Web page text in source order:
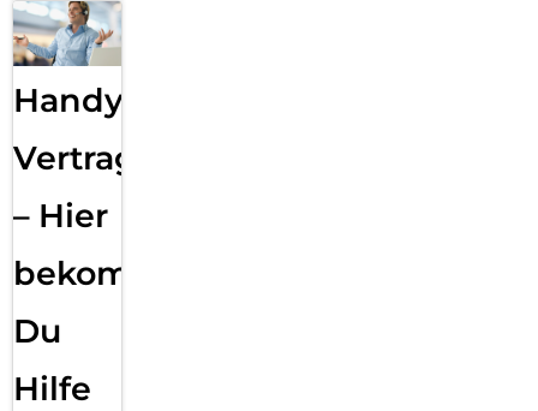
Handy
Vertragsabwicklung
– Hier
bekommst
Du
Hilfe